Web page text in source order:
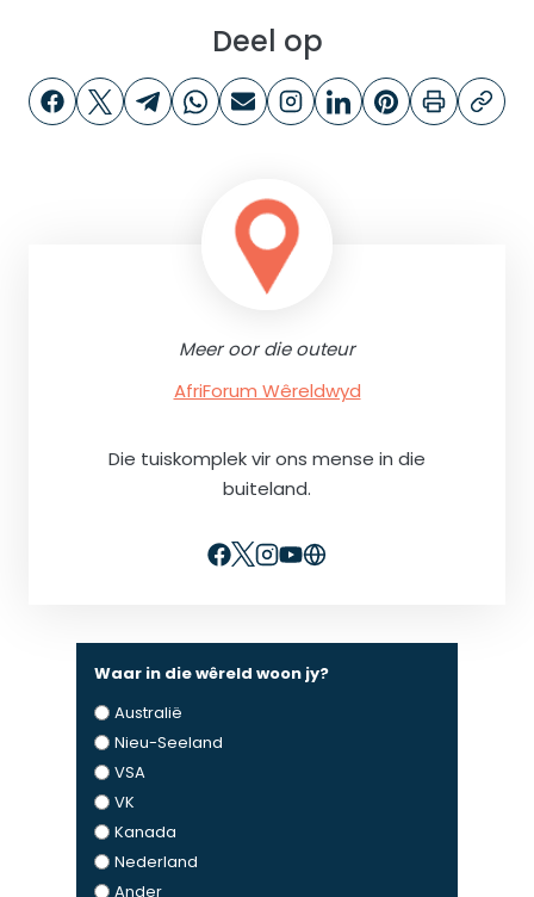
Deel op
Meer oor die outeur
AfriForum Wêreldwyd
Die tuiskomplek vir ons mense in die
buiteland.
Waar in die wêreld woon jy?
Australië
Nieu-Seeland
VSA
VK
Kanada
Nederland
Ander